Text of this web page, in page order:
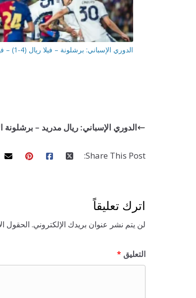
الدوري الإسباني: برشلونة – فيلا ريال (4-1) – فيديو الأهداف
الدوري الإسباني: ريال مدريد – برشلونة الإسباني (4-1) –
Share This Post:
اترك تعليقاً
لن يتم نشر عنوان بريدك الإلكتروني. الحقول
التعليق *